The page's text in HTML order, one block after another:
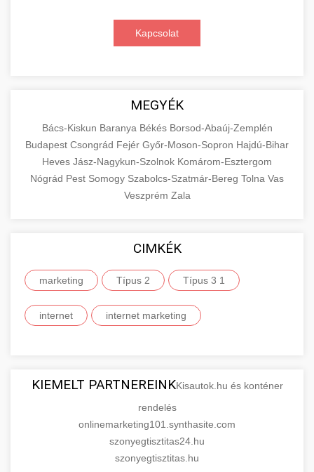
Kapcsolat
MEGYÉK
Bács-Kiskun Baranya Békés Borsod-Abaúj-Zemplén
Budapest Csongrád Fejér Győr-Moson-Sopron Hajdú-Bihar
Heves Jász-Nagykun-Szolnok Komárom-Esztergom
Nógrád Pest Somogy Szabolcs-Szatmár-Bereg Tolna Vas
Veszprém Zala
CIMKÉK
marketing Típus 2 Típus 3 1
internet internet marketing
KIEMELT PARTNEREINKKisautok.hu és konténer
rendelés
onlinemarketing101.synthasite.com
szonyegtisztitas24.hu
szonyegtisztitas.hu